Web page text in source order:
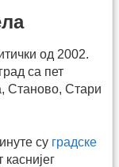
од 2002.
са пет
Станово, Стари
су градске